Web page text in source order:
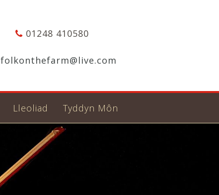
01248 410580
folkonthefarm@live.com
Lleoliad Tyddyn Môn